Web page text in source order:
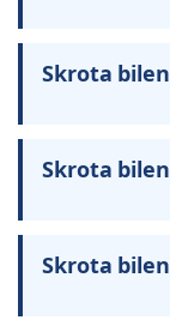
Skrota
Skrota
Skrota